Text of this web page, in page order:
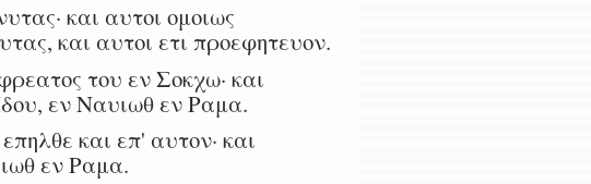
και αυτοι ομοιως
και αυτοι ετι προεφητευον.
του εν Σοκχω· και
εν Ναυιωθ εν Ραμα.
και επ' αυτον· και
εν Ραμα.